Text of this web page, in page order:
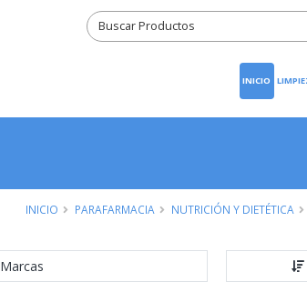
INICIO
INICIO PARAFARMACIA NUTRICIÓN Y DIETÉTICA
Marcas